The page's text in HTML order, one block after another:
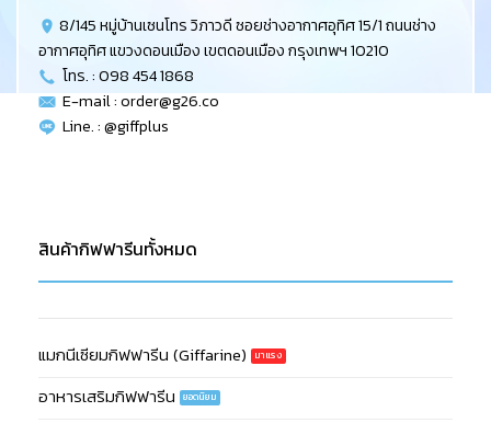
8/145 หมู่บ้านเซนโทร วิภาวดี ซอยช่างอากาศอุทิศ 15/1 ถนนช่าง
อากาศอุทิศ แขวงดอนเมือง เขตดอนเมือง กรุงเทพฯ 10210
โทร. : 098 454 1868
E-mail :order@g26.co
Line. : @giffplus
สินค้ากิฟฟารีนทั้งหมด
แมกนีเซียมกิฟฟารีน (Giffarine)
อาหารเสริมกิฟฟารีน